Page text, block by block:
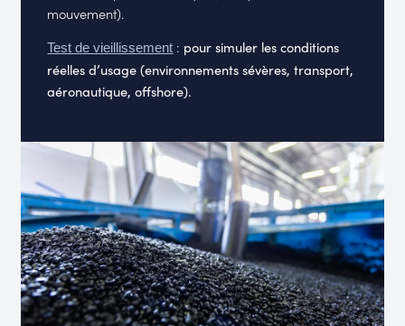
mouvement).
Test de vieillissement : pour simuler les conditions
réelles d’usage (environnements sévères, transport,
aéronautique, offshore).